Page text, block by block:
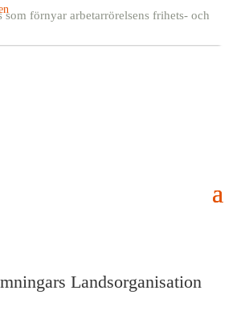
som förnyar arbetarrörelsens frihets- och
Landsorganisation